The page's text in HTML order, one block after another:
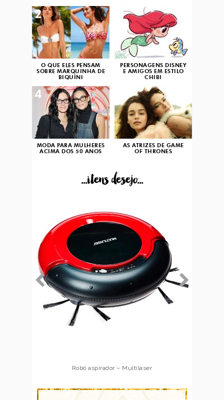
O QUE ELES PENSAM
SOBRE MARQUINHA DE
BIQUÍNI
2
PERSONAGENS DISNEY
E AMIGOS EM ESTILO
CHIBI
3
MODA PARA MULHERES
ACIMA DOS 50 ANOS
4
AS ATRIZES DE GAME
OF THRONES
...itens desejo...
Robô aspirador – Multilaser